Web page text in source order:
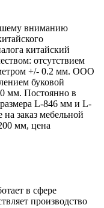
вниманию
китайский
отсутствием
+/- 0.2 мм. ООО
буковой
мм. Постоянно в
L-846 мм и L-
заказ мебельной
мм, цена
в сфере
производство